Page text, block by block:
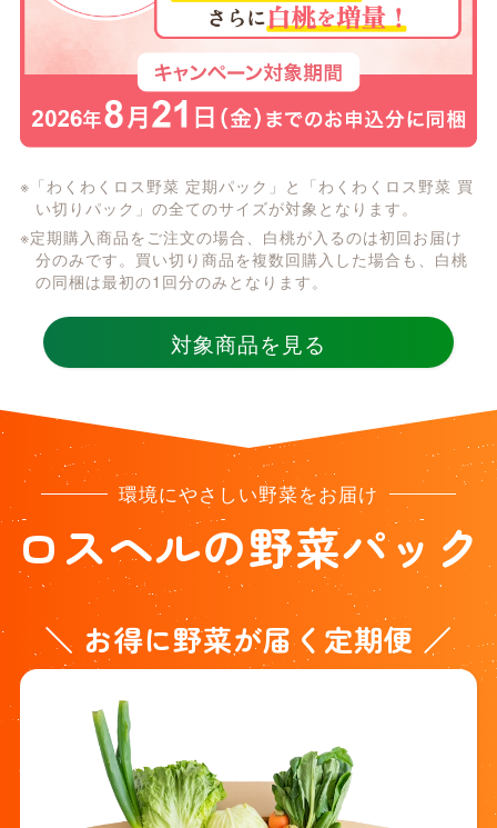
※「わくわくロス野菜 定期パック」と「わくわくロス野菜 買
い切りパック」の全てのサイズが対象となります。
※定期購入商品をご注文の場合、白桃が入るのは初回お届け
分のみです。買い切り商品を複数回購入した場合も、白桃
の同梱は最初の1回分のみとなります。
対象商品を見る
環境にやさしい野菜をお届け
ロスヘルの野菜パック
＼ お得に野菜が届く定期便 ／